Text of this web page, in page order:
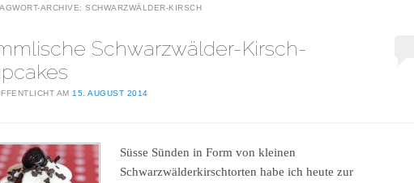
ARCHIVE: SCHWARZWÄLDER-KIRSCH
Schwarzwälder-Kirsch-
AM 15. AUGUST 2014
Süsse Sünden in Form von kleinen
Schwarzwälderkirschtorten habe ich heute zur